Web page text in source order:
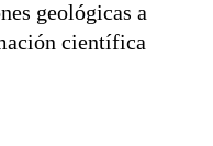
geológicas a
científica